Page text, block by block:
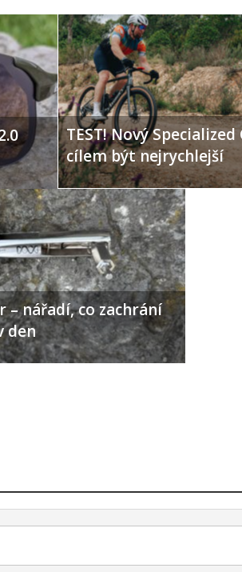
TEST! Nový Specialized
cílem být nejrychlejší
– nářadí, co zachrání
den